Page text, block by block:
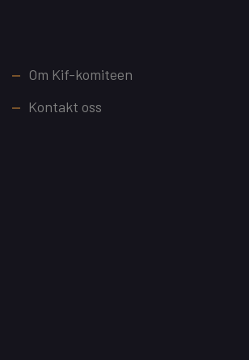
Footer
Om Kif-komiteen
Kontakt oss